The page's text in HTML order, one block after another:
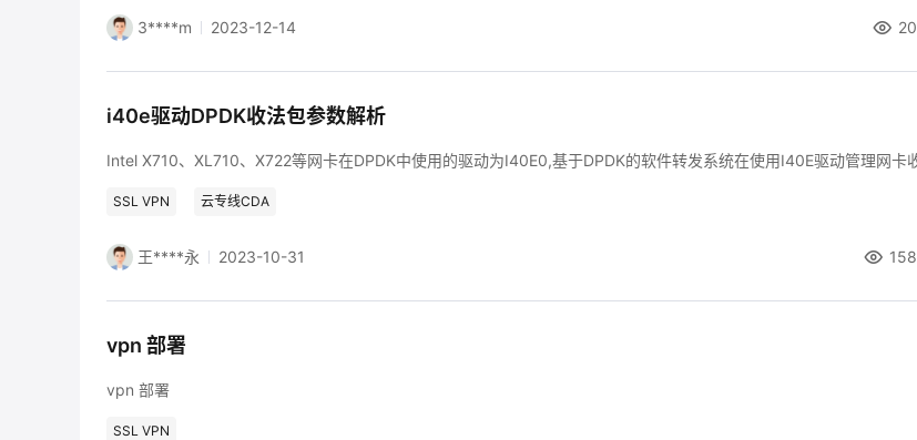
3****m 2023-12-14 20
i40e驱动DPDK收法包参数解析
SSL VPN 云专线CDA
王****永 2023-10-31 158
vpn 部署
vpn 部署
SSL VPN